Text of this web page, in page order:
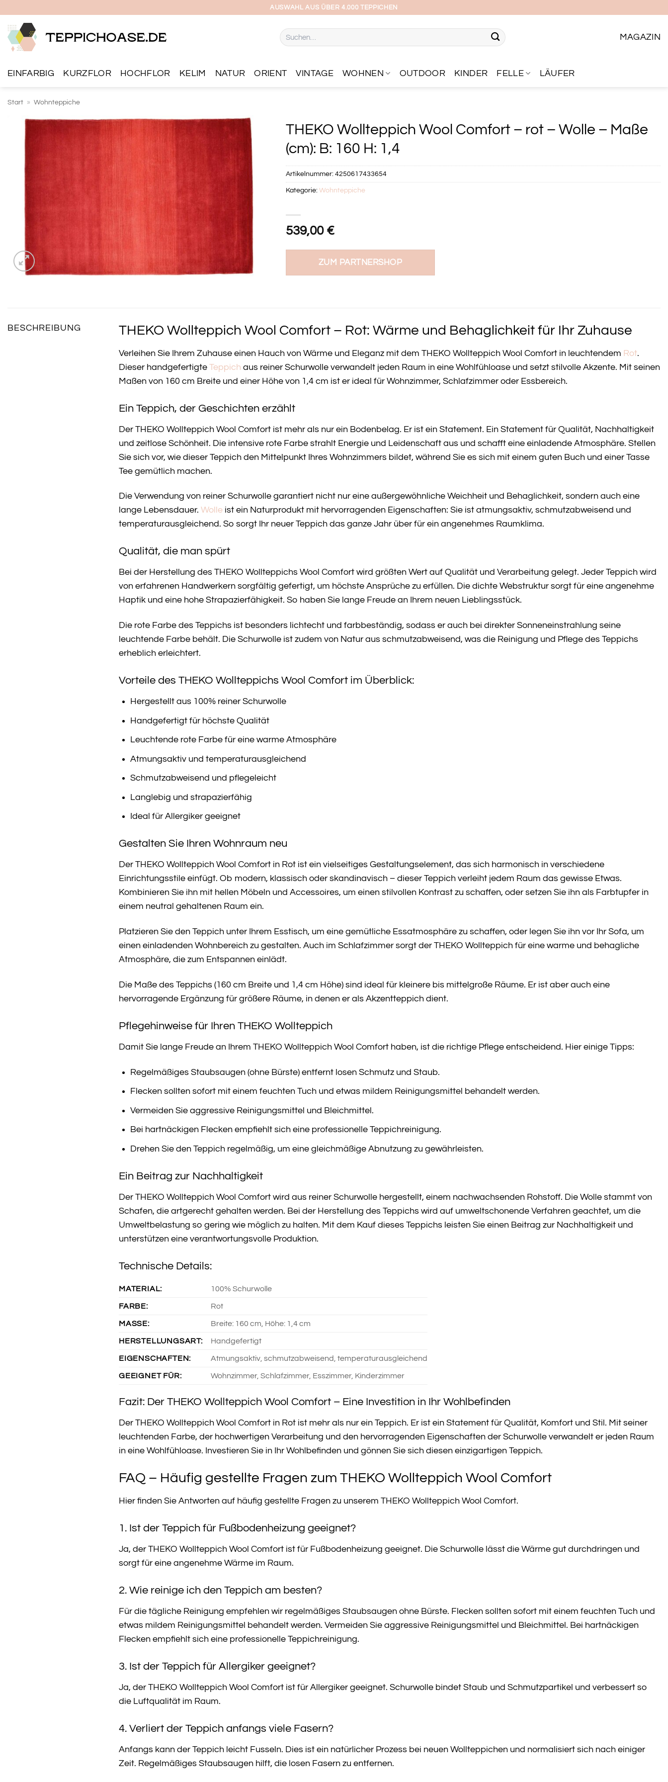
springen
AUSWAHL AUS ÜBER 4.000 TEPPICHEN
Suchen
nach:
MAGAZIN
EINFARBIG KURZFLOR HOCHFLOR KELIM NATUR ORIENT VINTAGE WOHNEN OUTDOOR KINDER FELLE LÄUFER
Start » Wohnteppiche
THEKO Wollteppich Wool Comfort – rot – Wolle – Maße
(cm): B: 160 H: 1,4
539,00 €
ZUM PARTNERSHOP
Artikelnummer: 4250617433654
Kategorie: Wohnteppiche
BESCHREIBUNG THEKO Wollteppich Wool Comfort – Rot: Wärme und Behaglichkeit für Ihr Zuhause
Verleihen Sie Ihrem Zuhause einen Hauch von Wärme und Eleganz mit dem THEKO Wollteppich Wool Comfort in leuchtendem Rot.
Dieser handgefertigte Teppich aus reiner Schurwolle verwandelt jeden Raum in eine Wohlfühloase und setzt stilvolle Akzente. Mit seinen
Maßen von 160 cm Breite und einer Höhe von 1,4 cm ist er ideal für Wohnzimmer, Schlafzimmer oder Essbereich.
Ein Teppich, der Geschichten erzählt
Der THEKO Wollteppich Wool Comfort ist mehr als nur ein Bodenbelag. Er ist ein Statement. Ein Statement für Qualität, Nachhaltigkeit
und zeitlose Schönheit. Die intensive rote Farbe strahlt Energie und Leidenschaft aus und schafft eine einladende Atmosphäre. Stellen
Sie sich vor, wie dieser Teppich den Mittelpunkt Ihres Wohnzimmers bildet, während Sie es sich mit einem guten Buch und einer Tasse
Tee gemütlich machen.
Die Verwendung von reiner Schurwolle garantiert nicht nur eine außergewöhnliche Weichheit und Behaglichkeit, sondern auch eine
lange Lebensdauer. Wolle ist ein Naturprodukt mit hervorragenden Eigenschaften: Sie ist atmungsaktiv, schmutzabweisend und
temperaturausgleichend. So sorgt Ihr neuer Teppich das ganze Jahr über für ein angenehmes Raumklima.
Qualität, die man spürt
Bei der Herstellung des THEKO Wollteppichs Wool Comfort wird größten Wert auf Qualität und Verarbeitung gelegt. Jeder Teppich wird
von erfahrenen Handwerkern sorgfältig gefertigt, um höchste Ansprüche zu erfüllen. Die dichte Webstruktur sorgt für eine angenehme
Haptik und eine hohe Strapazierfähigkeit. So haben Sie lange Freude an Ihrem neuen Lieblingsstück.
Die rote Farbe des Teppichs ist besonders lichtecht und farbbeständig, sodass er auch bei direkter Sonneneinstrahlung seine
leuchtende Farbe behält. Die Schurwolle ist zudem von Natur aus schmutzabweisend, was die Reinigung und Pflege des Teppichs
erheblich erleichtert.
Vorteile des THEKO Wollteppichs Wool Comfort im Überblick:
Hergestellt aus 100% reiner Schurwolle
Handgefertigt für höchste Qualität
Leuchtende rote Farbe für eine warme Atmosphäre
Atmungsaktiv und temperaturausgleichend
Schmutzabweisend und pflegeleicht
Langlebig und strapazierfähig
Ideal für Allergiker geeignet
Gestalten Sie Ihren Wohnraum neu
Der THEKO Wollteppich Wool Comfort in Rot ist ein vielseitiges Gestaltungselement, das sich harmonisch in verschiedene
Einrichtungsstile einfügt. Ob modern, klassisch oder skandinavisch – dieser Teppich verleiht jedem Raum das gewisse Etwas.
Kombinieren Sie ihn mit hellen Möbeln und Accessoires, um einen stilvollen Kontrast zu schaffen, oder setzen Sie ihn als Farbtupfer in
einem neutral gehaltenen Raum ein.
Platzieren Sie den Teppich unter Ihrem Esstisch, um eine gemütliche Essatmosphäre zu schaffen, oder legen Sie ihn vor Ihr Sofa, um
einen einladenden Wohnbereich zu gestalten. Auch im Schlafzimmer sorgt der THEKO Wollteppich für eine warme und behagliche
Atmosphäre, die zum Entspannen einlädt.
Die Maße des Teppichs (160 cm Breite und 1,4 cm Höhe) sind ideal für kleinere bis mittelgroße Räume. Er ist aber auch eine
hervorragende Ergänzung für größere Räume, in denen er als Akzentteppich dient.
Pflegehinweise für Ihren THEKO Wollteppich
Damit Sie lange Freude an Ihrem THEKO Wollteppich Wool Comfort haben, ist die richtige Pflege entscheidend. Hier einige Tipps:
Regelmäßiges Staubsaugen (ohne Bürste) entfernt losen Schmutz und Staub.
Flecken sollten sofort mit einem feuchten Tuch und etwas mildem Reinigungsmittel behandelt werden.
Vermeiden Sie aggressive Reinigungsmittel und Bleichmittel.
Bei hartnäckigen Flecken empfiehlt sich eine professionelle Teppichreinigung.
Drehen Sie den Teppich regelmäßig, um eine gleichmäßige Abnutzung zu gewährleisten.
Ein Beitrag zur Nachhaltigkeit
Der THEKO Wollteppich Wool Comfort wird aus reiner Schurwolle hergestellt, einem nachwachsenden Rohstoff. Die Wolle stammt von
Schafen, die artgerecht gehalten werden. Bei der Herstellung des Teppichs wird auf umweltschonende Verfahren geachtet, um die
Umweltbelastung so gering wie möglich zu halten. Mit dem Kauf dieses Teppichs leisten Sie einen Beitrag zur Nachhaltigkeit und
unterstützen eine verantwortungsvolle Produktion.
Technische Details:
MATERIAL: 100% Schurwolle
FARBE: Rot
MASSE: Breite: 160 cm, Höhe: 1,4 cm
HERSTELLUNGSART: Handgefertigt
EIGENSCHAFTEN: Atmungsaktiv, schmutzabweisend, temperaturausgleichend
GEEIGNET FÜR: Wohnzimmer, Schlafzimmer, Esszimmer, Kinderzimmer
Fazit: Der THEKO Wollteppich Wool Comfort – Eine Investition in Ihr Wohlbefinden
Der THEKO Wollteppich Wool Comfort in Rot ist mehr als nur ein Teppich. Er ist ein Statement für Qualität, Komfort und Stil. Mit seiner
leuchtenden Farbe, der hochwertigen Verarbeitung und den hervorragenden Eigenschaften der Schurwolle verwandelt er jeden Raum
in eine Wohlfühloase. Investieren Sie in Ihr Wohlbefinden und gönnen Sie sich diesen einzigartigen Teppich.
FAQ – Häufig gestellte Fragen zum THEKO Wollteppich Wool Comfort
Hier finden Sie Antworten auf häufig gestellte Fragen zu unserem THEKO Wollteppich Wool Comfort.
1. Ist der Teppich für Fußbodenheizung geeignet?
Ja, der THEKO Wollteppich Wool Comfort ist für Fußbodenheizung geeignet. Die Schurwolle lässt die Wärme gut durchdringen und
sorgt für eine angenehme Wärme im Raum.
2. Wie reinige ich den Teppich am besten?
Für die tägliche Reinigung empfehlen wir regelmäßiges Staubsaugen ohne Bürste. Flecken sollten sofort mit einem feuchten Tuch und
etwas mildem Reinigungsmittel behandelt werden. Vermeiden Sie aggressive Reinigungsmittel und Bleichmittel. Bei hartnäckigen
Flecken empfiehlt sich eine professionelle Teppichreinigung.
3. Ist der Teppich für Allergiker geeignet?
Ja, der THEKO Wollteppich Wool Comfort ist für Allergiker geeignet. Schurwolle bindet Staub und Schmutzpartikel und verbessert so
die Luftqualität im Raum.
4. Verliert der Teppich anfangs viele Fasern?
Anfangs kann der Teppich leicht Fusseln. Dies ist ein natürlicher Prozess bei neuen Wollteppichen und normalisiert sich nach einiger
Zeit. Regelmäßiges Staubsaugen hilft, die losen Fasern zu entfernen.